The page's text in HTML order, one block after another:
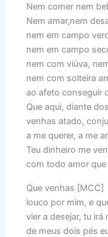
Nem comer nem
Nem amar,nem
nem em campo
nem em campo
nem com viúva,
nem com solteira
ao afeto conseguir
Que aqui, diante
venhas atado,
a me querer, a me
Teu dinheiro me
com todo amor
Que venhas [MCC]
louco por mim, e
vier a desejar, tu irá
de meus dois pés